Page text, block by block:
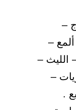
–
–
الليث –
–
.